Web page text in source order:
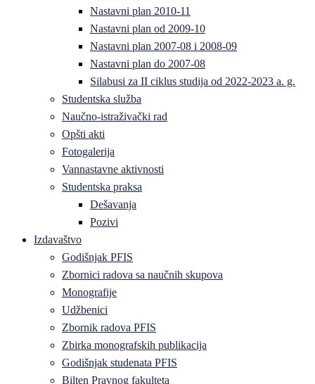
Nastavni plan 2010-11
Nastavni plan od 2009-10
Nastavni plan 2007-08 i 2008-09
Nastavni plan do 2007-08
Silabusi za II ciklus studija od 2022-2023 a. g.
Studentska služba
Naučno-istraživački rad
Opšti akti
Fotogalerija
Vannastavne aktivnosti
Studentska praksa
Dešavanja
Pozivi
Izdavaštvo
Godišnjak PFIS
Zbornici radova sa naučnih skupova
Monografije
Udžbenici
Zbornik radova PFIS
Zbirka monografskih publikacija
Godišnjak studenata PFIS
Bilten Pravnog fakulteta